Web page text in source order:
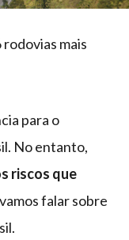
rodovias mais
para o
No entanto,
riscos que
falar sobre